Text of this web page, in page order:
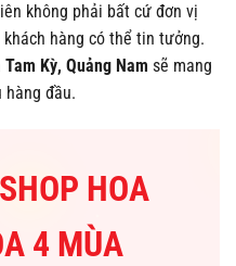
không phải bất cứ đơn vị
hàng có thể tin tưởng.
Kỳ, Quảng Nam sẽ mang
hàng đầu.
HOA
4 MÙA